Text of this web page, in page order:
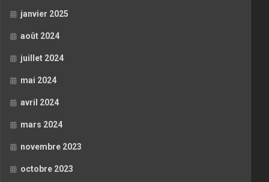
janvier 2025
août 2024
juillet 2024
mai 2024
avril 2024
mars 2024
novembre 2023
octobre 2023